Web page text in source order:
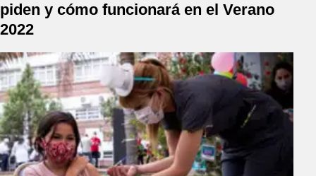
piden y cómo funcionará en el Verano
2022